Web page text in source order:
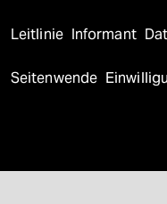
Leitlinie Informant
Seitenwende